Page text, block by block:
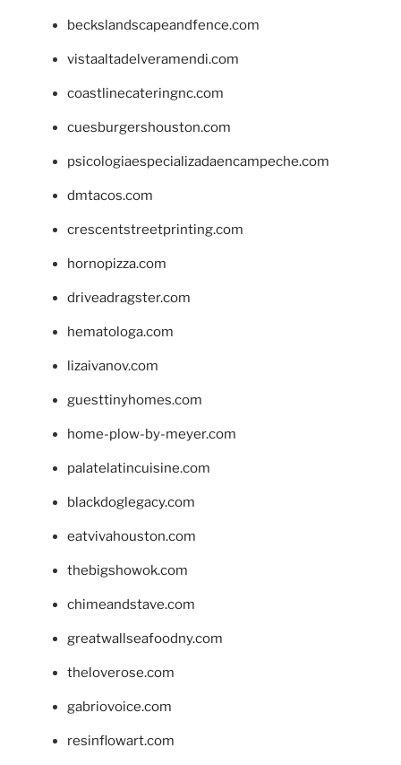
beckslandscapeandfence.com
vistaaltadelveramendi.com
coastlinecateringnc.com
cuesburgershouston.com
psicologiaespecializadaencampeche.com
dmtacos.com
crescentstreetprinting.com
hornopizza.com
driveadragster.com
hematologa.com
lizaivanov.com
guesttinyhomes.com
home-plow-by-meyer.com
palatelatincuisine.com
blackdoglegacy.com
eatvivahouston.com
thebigshowok.com
chimeandstave.com
greatwallseafoodny.com
theloverose.com
gabriovoice.com
resinflowart.com